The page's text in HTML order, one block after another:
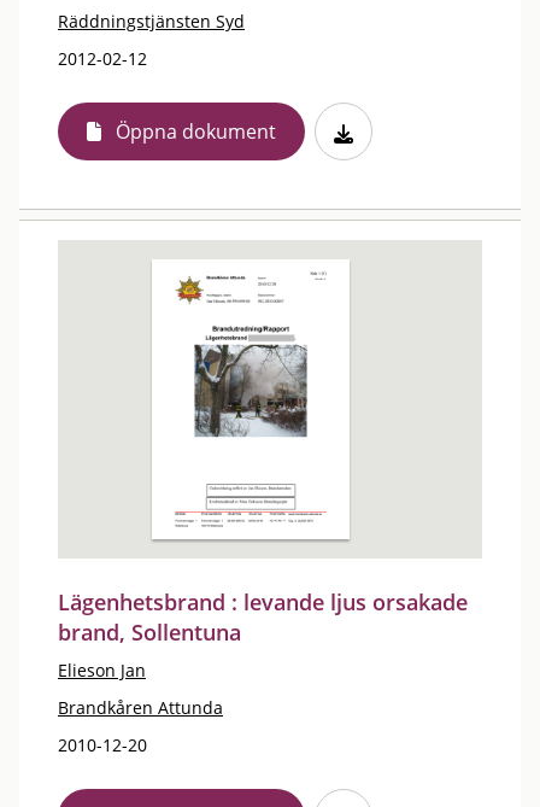
Räddningstjänsten Syd
2012-02-12
Öppna dokument
Lägenhetsbrand : levande ljus orsakade
brand, Sollentuna
Elieson Jan
Brandkåren Attunda
2010-12-20